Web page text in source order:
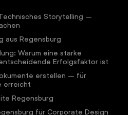
Storytelling –
aus Regensburg
Warum eine starke
Erfolgsfaktor ist
erstellen – für
erreicht
Regensburg
für Corporate Design